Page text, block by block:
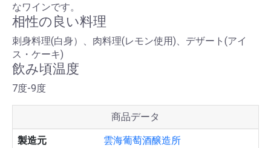
なワインです。
相性の良い料理
刺身料理(白身）、肉料理(レモン使用)、デザート(アイ
ス・ケーキ)
飲み頃温度
7度-9度
商品データ
製造元 雲海葡萄酒醸造所